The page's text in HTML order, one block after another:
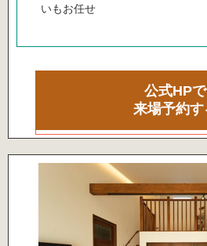
いもお任せ
公式HPで
来場予約す